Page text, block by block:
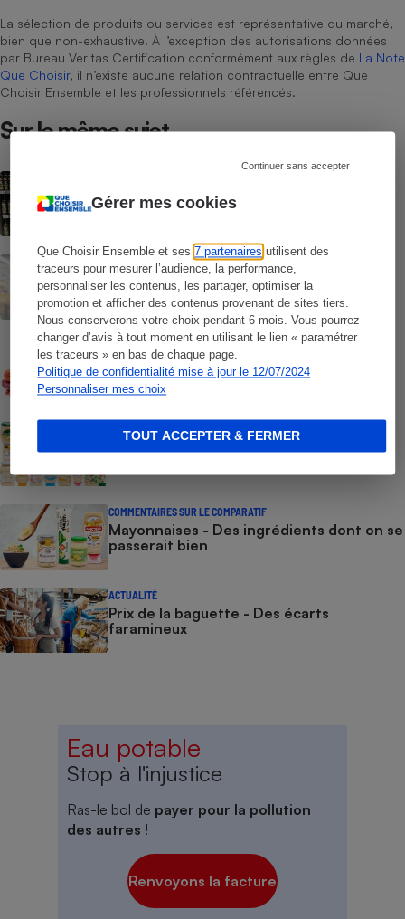
Gérer mes cookies
Que Choisir Ensemble et ses7 partenaires utilisent des
traceurs pour mesurer l’audience, la performance,
personnaliser les contenus, les partager, optimiser la
promotion et afficher des contenus provenant de sites tiers.
Nous conserverons votre choix pendant 6 mois. Vous pourrez
changer d’avis à tout moment en utilisant le lien « paramétrer
les traceurs » en bas de chaque page.
Politique de confidentialité mise à jour le 12/07/2024
Personnaliser mes choix
Continuer sans accepter
TOUT ACCEPTER & FERMER
La sélection de produits ou services est représentative du marché,
bien que non-exhaustive. À l’exception des autorisations données
par Bureau Veritas Certification conformément aux règles de La Note
Que Choisir, il n’existe aucune relation contractuelle entre Que
Choisir Ensemble et les professionnels référencés.
Sur le même sujet
Huiles d’olive : chères malgré de
meilleures récoltes
ACTUALITÉ
Rappel Lidl : des œufs contaminés par la
salmonelle
CONSEILS
Pesticides - Bien choisir ses fruits et
légumes d’été
COMMENT NOUS TESTONS
COMMENTAIRES SUR LE COMPARATIF
Mayonnaises - Des ingrédients dont on se
passerait bien
ACTUALITÉ
Prix de la baguette - Des écarts
faramineux
Eau potable
Stop à l'injustice
Ras-le bol de payer pour la pollution
des autres !
Renvoyons la facture